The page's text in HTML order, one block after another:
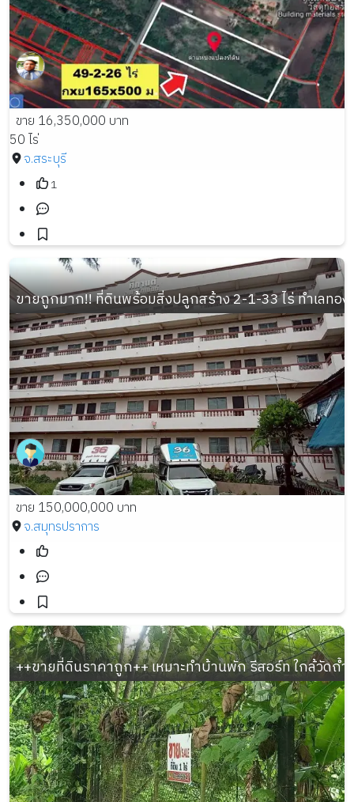
ขาย 16,350,000 บาท
50 ไร่
จ.สระบุรี
1
ขายถูกมาก!! ที่ดินพร้อมสิ่งปลูกสร้าง 2-1-33 ไร่ ทำเลทอ
ขาย 150,000,000 บาท
จ.สมุทรปราการ
++ขายที่ดินราคาถูก++ เหมาะทำบ้านพัก รีสอร์ท ใกล้วัดถ้ำ